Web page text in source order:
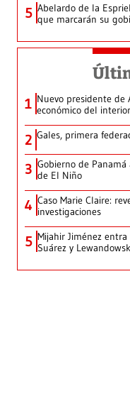
5 Abelardo de la
que marcarán su
1 Nuevo presidente de
económico del
2 Gales, primera
3 Gobierno de
de El Niño
4 Caso Marie Claire:
investigaciones
5 Mijahir Jiménez
Suárez y